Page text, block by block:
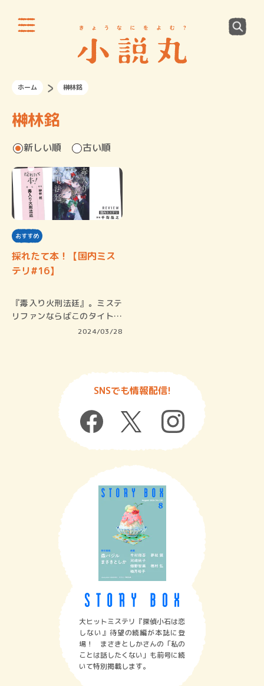
ホーム 榊林銘
榊林銘
新しい順 古い順
おすすめ
採れたて本！【国内ミス
テリ#16】
『毒入り火刑法廷』。ミステ
リファンならばこのタイトル
2024/03/28
SNSでも情報配信!
大ヒットミステリ『探偵小石は恋
しない』待望の続編が本誌に登
場！ まさきとしかさんの「私の
ことは話したくない」も前号に続
いて特別掲載します。